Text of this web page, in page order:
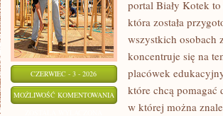
CZERWIEC - 3 - 2026
MOŻLIWOŚĆ KOMENTOWANIA ZDROWIE
portal Biały Kotek
która została
wszystkich osobach
koncentruje się na
placówek
które chcą pomagać
w której można